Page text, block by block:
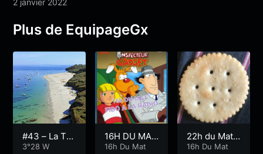
Plus de EquipageGx
#43 – La Te
mpête de 19
3°28 W
16H DU MAT
inspecteur F
16h Du Mat
22h du Mat
Gallettas
16h Du Mat